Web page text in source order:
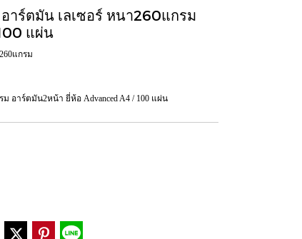
าร์ตมัน เลเซอร์ หนา260แกรม
แผ่น
แกรม
อาร์ตมัน2หน้า ยี่ห้อ Advanced A4 / 100 แผ่น